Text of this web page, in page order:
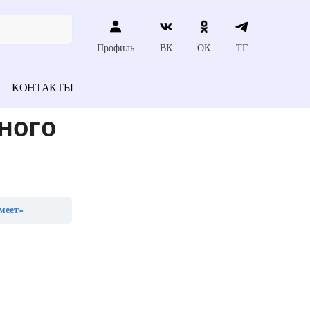
Профиль ВК ОК ТГ
КОНТАКТЫ